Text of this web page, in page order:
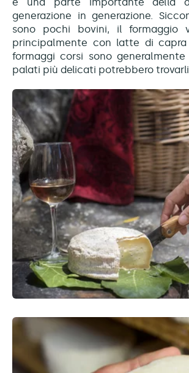
generazione in generazione.
sono pochi bovini, il formaggio
principalmente con latte di
formaggi corsi sono
palati più delicati potrebbero